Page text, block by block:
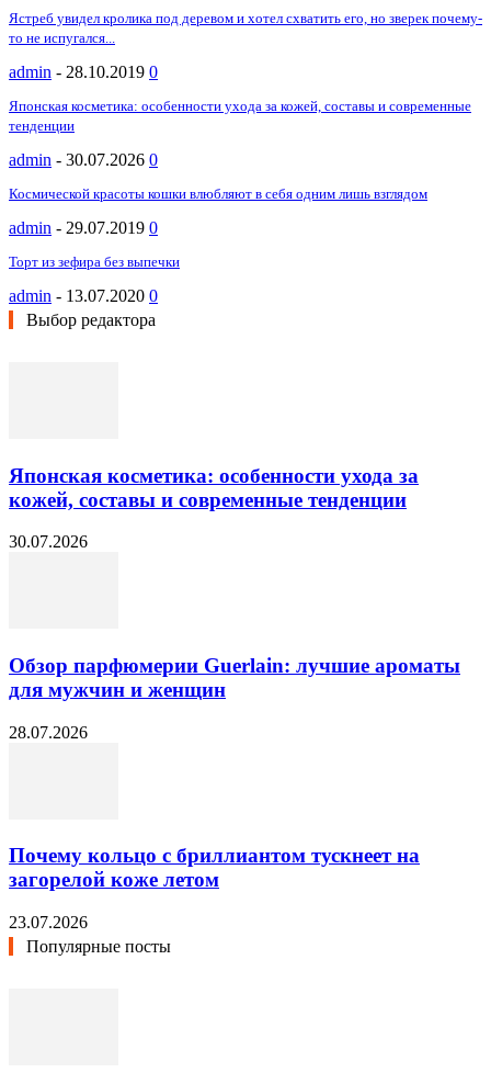
Ястреб увидел кролика под деревом и хотел схватить его, но зверек почему-
то не испугался...
admin - 28.10.2019 0
Японская косметика: особенности ухода за кожей, составы и современные
тенденции
admin - 30.07.2026 0
Космической красоты кошки влюбляют в себя одним лишь взглядом
admin - 29.07.2019 0
Торт из зефира без выпечки
admin - 13.07.2020 0
Выбор редактора
Японская косметика: особенности ухода за
кожей, составы и современные тенденции
30.07.2026
Обзор парфюмерии Guerlain: лучшие ароматы
для мужчин и женщин
28.07.2026
Почему кольцо с бриллиантом тускнеет на
загорелой коже летом
23.07.2026
Популярные посты